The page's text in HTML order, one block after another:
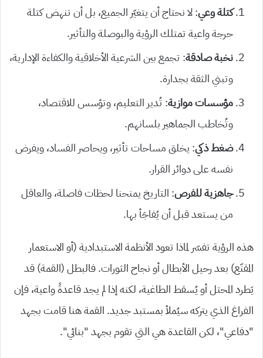
كتلة وعي: لا نحتاج أن يتغيّر الجميع، بل أن تنهض كتلة
حرجة واعية تمتلك الرؤية والبوصلة والتأثير.
نخبة صادقة: تجمع بين الشرعية الأخلاقية والكفاءة الإدارية،
وتبني الثقة بجدارة.
مؤسسات موازية: تُدير التعليم، وتؤسس للاقتصاد،
وتُخاطب الجماهير بلسانهم.
ضغط ذكي: يخلق مساحات تأثير، ويحاصر الفساد، ويفرض
نفسه على دوائر القرار.
جاهزية للفرص: التاريخ يمنحنا لحظات فاصلة، والعاقل
من يستعد قبل أن يُفاجَأ بها.
هذه الرؤية تفسّر لماذا تعود الأنظمة الاستبدادية (أو الاستعمار
المقنّع) بعد رحيل الأبطال أو نجاح الثورات. فالبطل (القمة) قد
يَطرد المحتل أو يُسقط الطاغية، لكنه إذا لم يجد قاعدةً واعية، فإن
الفراغ الذي يتركه سيُملأ بمستبد جديد. القمة هنا قامت بجهد
“دفاعي”، لكن القاعدة هي التي تقوم بجهد “بنائي”.